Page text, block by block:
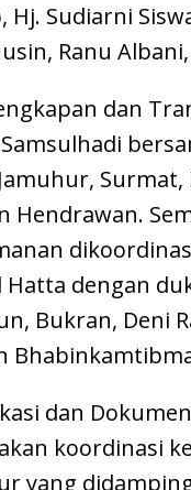
Hj. Sudiarni
Ranu
dan
Surmat,
Hendrawan.
dengan
Bukran, Deni
dan
koordinasi
yang